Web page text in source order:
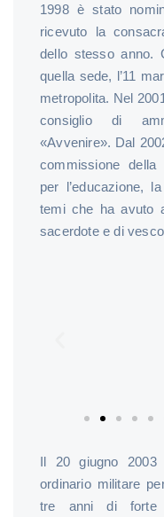
1998 è stato
ricevuto la
dello stesso anno.
quella sede, l’11
metropolita. Nel
consiglio di
«Avvenire». Dal
commissione della
per l’educazione,
temi che ha avuto
sacerdote e di
Il 20 giugno 2003
ordinario militare
tre anni di forte